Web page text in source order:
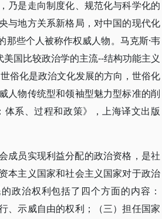
乃是走向制度化、规范化与科学化的
与地方关系新格局，对中国的现代化
些个人被称作权威人物。马克斯·韦
国比较政治学的主流--结构功能主义
俗化是政治文化发展的方向，世俗化
人物传统型和领袖型魅力型标准的削
系、过程和政策》，上海译文出版
成员实现利益分配的政治资格，是社
本主义国家和社会主义国家对于政治
政治权利包括了四个方面的内容：
、示威自由的权利；（三）担任国家